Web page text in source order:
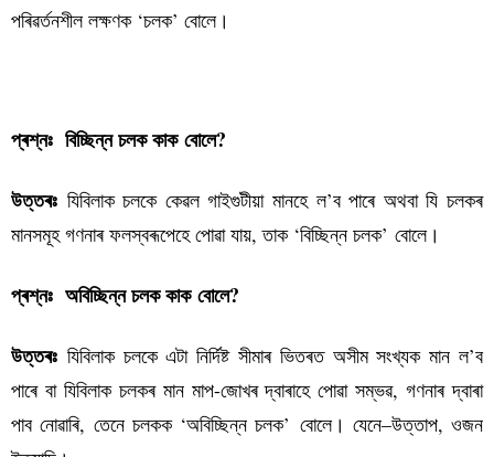
পৰিৱৰ্তনশীল লক্ষণক ‘চলক’ বোলে।
প্ৰশ্নঃ বিচ্ছিন্ন চলক কাকবোলে?
উত্তৰঃ যিবিলাক চলকে কেৱল গাইগুটীয়া মানহে ল’ব পাৰে অথবা যি চলকৰ
মানসমূহ গণনাৰ ফলস্বৰূপেহে পোৱা যায়, তাক ‘বিচ্ছিন্ন চলক’ বোলে।
প্ৰশ্নঃ অবিচ্ছিন্ন চলক কাকবোলে?
উত্তৰঃ যিবিলাক চলকে এটা নিৰ্দিষ্ট সীমাৰ ভিতৰত অসীম সংখ্যক মান ল’ব
পাৰে বা যিবিলাক চলকৰ মান মাপ-জোখৰ দ্বাৰাহে পোৱা সম্ভৱ, গণনাৰ দ্বাৰা
পাব নোৱাৰি, তেনে চলকক ‘অবিচ্ছিন্ন চলক’ বোলে। যেনে–উত্তাপ, ওজন